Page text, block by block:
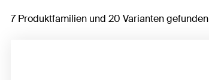
7 Produktfamilien und 20 Varianten gefunden